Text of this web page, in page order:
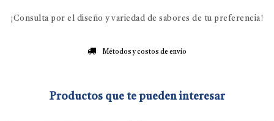
¡Consulta por el diseño y variedad de sabores de tu preferencia!
Métodos y costos de envío
Productos que te pueden interesar